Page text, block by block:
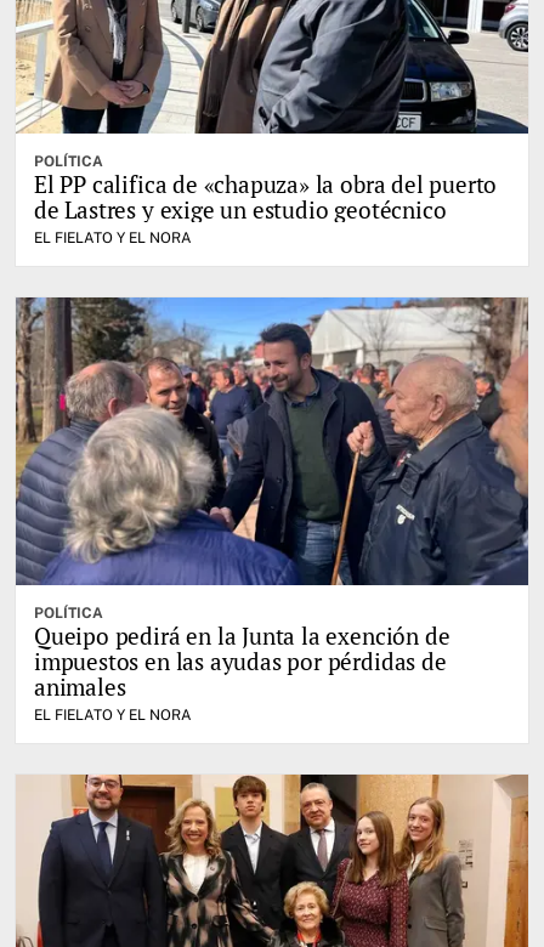
POLÍTICA
El PP califica de «chapuza» la obra del puerto
de Lastres y exige un estudio geotécnico
EL FIELATO Y EL NORA
POLÍTICA
Queipo pedirá en la Junta la exención de
impuestos en las ayudas por pérdidas de
animales
EL FIELATO Y EL NORA